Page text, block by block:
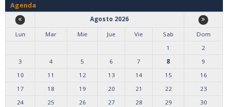
Agenda
Agosto 2026
Lun
Mar Mie Jue Vie Sab
Dom
1
2
3
4 5 6 7 8
9
10
11 12 13 14 15
16
17
18 19 20 21 22
23
24
25 26 27 28 29
30